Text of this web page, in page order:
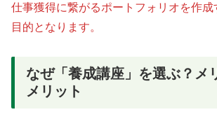
仕事獲得に繋がるポートフォリオを作成
目的となります。
なぜ「養成講座」を選ぶ？メ
メリット